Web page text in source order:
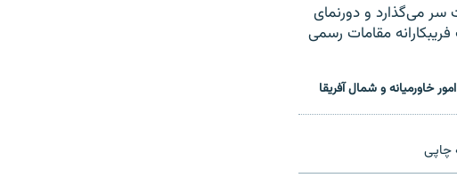
سر می‌گذارد و دورنمای
مقامات رسمی
خاورمیانه و شمال آفریقا